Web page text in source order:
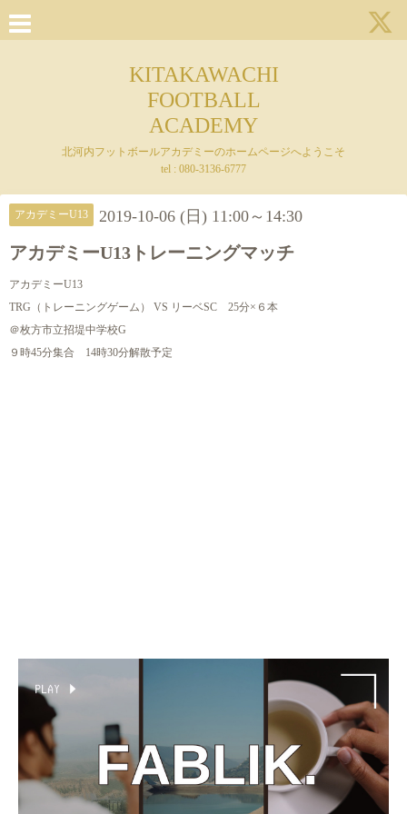
KITAKAWACHI
FOOTBALL
ACADEMY
北河内フットボールアカデミーのホームページへようこそ
tel : 080-3136-6777
アカデミーU13 2019-10-06 (日) 11:00～14:30
アカデミーU13トレーニングマッチ
アカデミーU13
TRG（トレーニングゲーム） VS リーベSC 25分×６本
＠枚方市立招堤中学校G
９時45分集合 14時30分解散予定